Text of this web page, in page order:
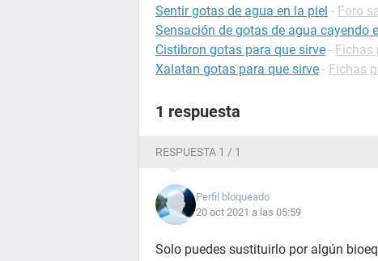
Sentir gotas de agua en la piel - Foro
Sensación de gotas de agua cayendo
Cistibron gotas para que sirve - Fichas
Xalatan gotas para que sirve - Fichas
1 respuesta
RESPUESTA 1 / 1
Perfil bloqueado
20 oct 2021 a las 05:59
Solo puedes sustituirlo por algún